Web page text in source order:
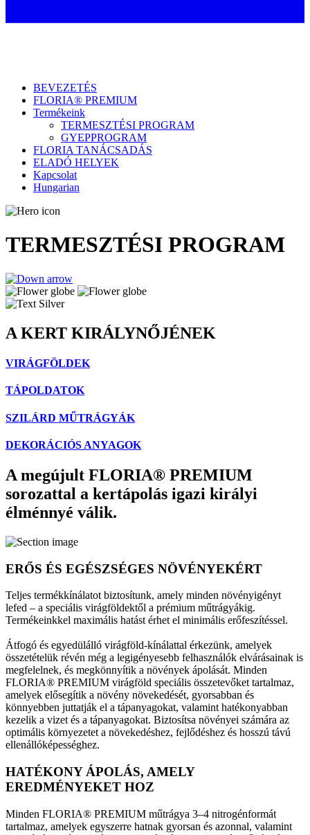
BEVEZETÉS
FLORIA® PREMIUM
Termékeink
TERMESZTÉSI PROGRAM
GYEPPROGRAM
FLORIA TANÁCSADÁS
ELADÓ HELYEK
Kapcsolat
Hungarian
TERMESZTÉSI PROGRAM
A KERT KIRÁLYNŐJÉNEK
VIRÁGFÖLDEK
TÁPOLDATOK
SZILÁRD MŰTRÁGYÁK
DEKORÁCIÓS ANYAGOK
A megújult FLORIA® PREMIUM
sorozattal a kertápolás igazi királyi
élménnyé válik.
ERŐS ÉS EGÉSZSÉGES NÖVÉNYEKÉRT
Teljes termékkínálatot biztosítunk, amely minden növényigényt
lefed – a speciális virágföldektől a prémium műtrágyákig.
Termékeinkkel maximális hatást érhet el minimális erőfeszítéssel.
Átfogó és egyedülálló virágföld-kínálattal érkezünk, amelyek
összetételük révén még a legigényesebb felhasználók elvárásainak is
megfelelnek, és megkönnyítik a növények ápolását. Minden
FLORIA® PREMIUM virágföld speciális összetevőket tartalmaz,
amelyek elősegítik a növény növekedését, gyorsabban és
könnyebben juttatják el a tápanyagokat, valamint hatékonyabban
kezelik a vizet és a tápanyagokat. Biztosítsa növényei számára az
optimális környezetet a növekedéshez, fejlődéshez és hosszú távú
ellenállóképességhez.
HATÉKONY ÁPOLÁS, AMELY
EREDMÉNYEKET HOZ
Minden FLORIA® PREMIUM műtrágya 3–4 nitrogénformát
tartalmaz, amelyek egyszerre hatnak gyorsan és azonnal, valamint